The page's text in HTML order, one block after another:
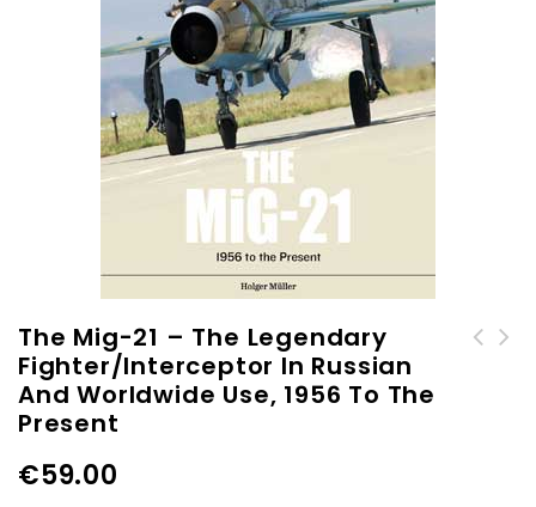
The Mig-21 – The Legendary
Fighter/Interceptor In Russian
And Worldwide Use, 1956 To The
Present
€59.00